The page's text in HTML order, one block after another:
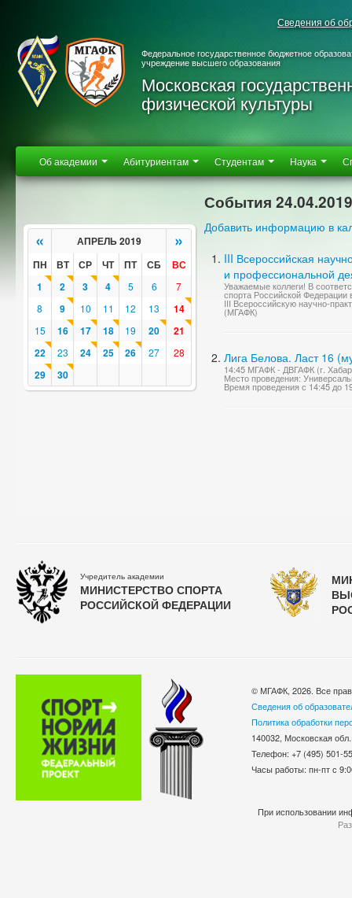
Сведения об
Федеральное государственное бюджетное
учреждение высшего образования
Московская
физической культуры
Об академии Абитуриентам Студентам Наука
« АПРЕЛЬ 2019 »
ПН ВТ СР ЧТ ПТ СБ
ВС
1
2 3 4 5 6
7
8
9 10 11 12 13 14
15 16 17 18 19 20
21
22
23 24 25 26 27 28
29 30
События 24.04.2019
Добавить информацию в
III Всероссийская
и профессиональной
Уважаемые коллеги! В
спорта Российской Федерации
III Всероссийскую научно-
(МГАФК)
Лига Белова. Ласт 16
14:45 МГАФК - ДВГАФК (г.
Место проведения:
Время проведения с 14:45 до
Учредитель академии
МИНИСТЕРСТВО СПОРТА
РОССИЙСКОЙ ФЕДЕРАЦИИ
© МГАФК, 2026. Все
Сведения об
Политика обработки
140032, Московская
Телефон: +7 (495)
Часы работы: пн-пт с
При использовании